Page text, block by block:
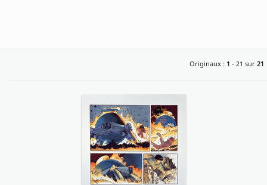
S'inscrire
Originaux : 1 - 21 sur 21